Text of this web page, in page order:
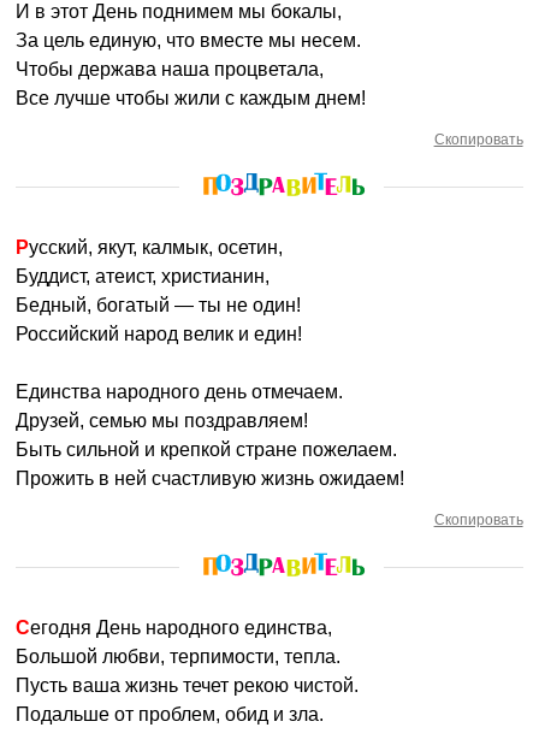
И в этот День поднимем мы бокалы,
За цель единую, что вместе мы несем.
Чтобы держава наша процветала,
Все лучше чтобы жили с каждым днем!
Скопировать
Русский, якут, калмык, осетин,
Буддист, атеист, христианин,
Бедный, богатый — ты не один!
Российский народ велик и един!
Единства народного день отмечаем.
Друзей, семью мы поздравляем!
Быть сильной и крепкой стране пожелаем.
Прожить в ней счастливую жизнь ожидаем!
Скопировать
Сегодня День народного единства,
Большой любви, терпимости, тепла.
Пусть ваша жизнь течет рекою чистой.
Подальше от проблем, обид и зла.